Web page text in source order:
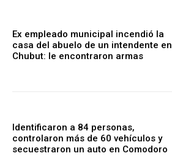
Ex empleado municipal incendió la
casa del abuelo de un intendente en
Chubut: le encontraron armas
Identificaron a 84 personas,
controlaron más de 60 vehículos y
secuestraron un auto en Comodoro